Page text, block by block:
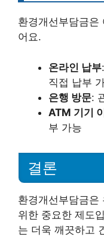
환경개선부담금은
어요.
온라인 납부
직접 납부
은행 방문:
ATM 기기
부 가능
결론
환경개선부담금은
위한 중요한 제도
는 더욱 깨끗하고